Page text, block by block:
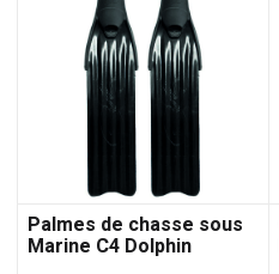
Palmes de chasse sous
Marine C4 Dolphin